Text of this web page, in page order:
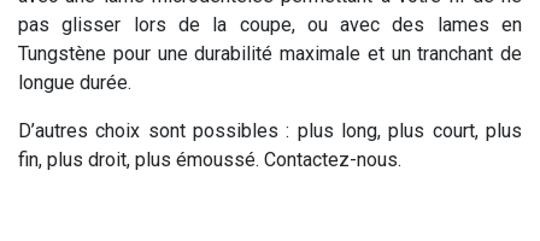
pas glisser lors de la coupe, ou avec des lames en
Tungstène pour une durabilité maximale et un tranchant de
longue durée.
D’autres choix sont possibles : plus long, plus court, plus
fin, plus droit, plus émoussé. Contactez-nous.